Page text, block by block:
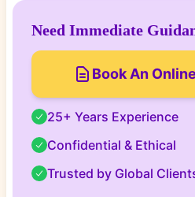
Need Immediate
Book An
25+ Years Experience
Confidential & Ethical
Trusted by Global